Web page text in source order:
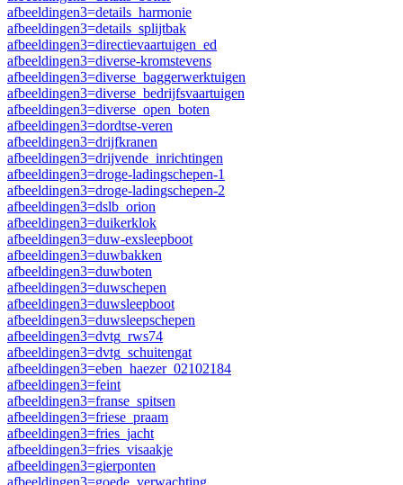
afbeeldingen3=details_harmonie
afbeeldingen3=details_splijtbak
afbeeldingen3=directievaartuigen_ed
afbeeldingen3=diverse-kromstevens
afbeeldingen3=diverse_baggerwerktuigen
afbeeldingen3=diverse_bedrijfsvaartuigen
afbeeldingen3=diverse_open_boten
afbeeldingen3=dordtse-veren
afbeeldingen3=drijfkranen
afbeeldingen3=drijvende_inrichtingen
afbeeldingen3=droge-ladingschepen-1
afbeeldingen3=droge-ladingschepen-2
afbeeldingen3=dslb_orion
afbeeldingen3=duikerklok
afbeeldingen3=duw-exsleepboot
afbeeldingen3=duwbakken
afbeeldingen3=duwboten
afbeeldingen3=duwschepen
afbeeldingen3=duwsleepboot
afbeeldingen3=duwsleepschepen
afbeeldingen3=dvtg_rws74
afbeeldingen3=dvtg_schuitengat
afbeeldingen3=eben_haezer_02102184
afbeeldingen3=feint
afbeeldingen3=franse_spitsen
afbeeldingen3=friese_praam
afbeeldingen3=fries_jacht
afbeeldingen3=fries_visaakje
afbeeldingen3=gierponten
afbeeldingen3=goede_verwachting